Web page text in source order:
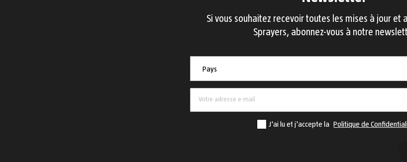
Si vous souhaitez recevoir toutes les mises à jour et
Sprayers, abonnez-vous à notre
Pays
J'ai lu et j'accepte la Politique de